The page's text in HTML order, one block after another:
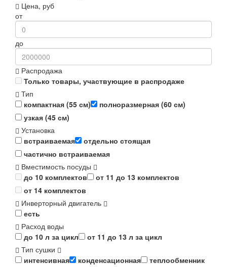
Цена, руб
от
до
Распродажа
Только товары, участвующие в распродаже
Тип
компактная (55 см)
полноразмерная (60 см)
узкая (45 см)
Установка
встраиваемая
отдельно стоящая
частично встраиваемая
Вместимость посуды
до 10 комплектов
от 11 до 13 комплектов
от 14 комплектов
Инверторный двигатель
есть
Расход воды
до 10 л за цикл
от 11 до 13 л за цикл
Тип сушки
интенсивная
конденсационная
теплообменник